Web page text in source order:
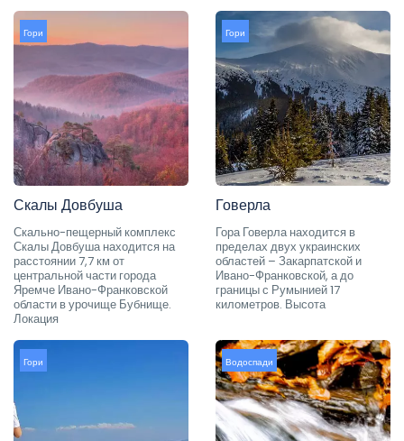
Гори
Скалы Довбуша
Скально-пещерный комплекс
Скалы Довбуша находится на
расстоянии 7,7 км от
центральной части города
Яремче Ивано-Франковской
области в урочище Бубнище.
Локация
Гори
Говерла
Гора Говерла находится в
пределах двух украинских
областей – Закарпатской и
Ивано-Франковской, а до
границы с Румынией 17
километров. Высота
Гори Водоспади